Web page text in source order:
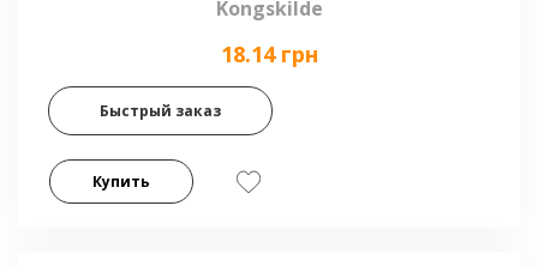
Kongskilde
18.14 грн
Быстрый заказ
Купить